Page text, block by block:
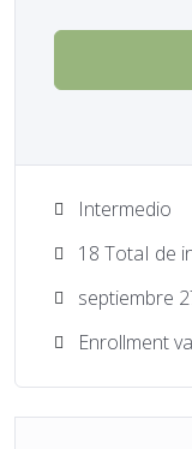
Intermedio
18 TotaI de
septiembre
Enrollment